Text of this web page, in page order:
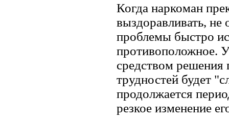
Когда наркоман
выздоравливать,
проблемы быстро
противоположное.
средством
трудностей будет
продолжается
резкое изменение